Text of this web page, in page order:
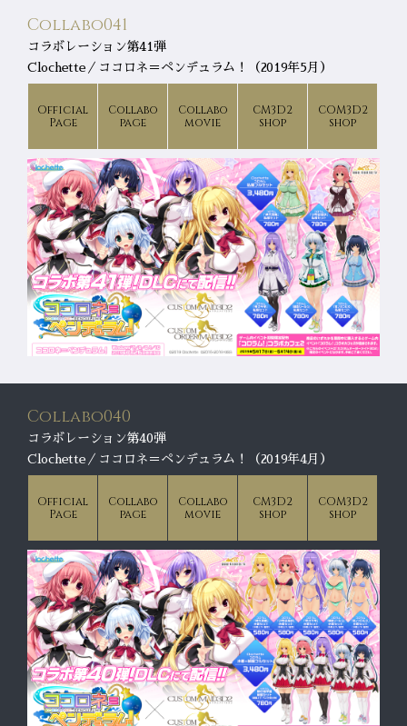
Collabo041
コラボレーション第41弾
Clochette／ココロネ＝ペンデュラム！（2019年5月）
Official
Page
Collabo
page
Collabo
movie
CM3D2
shop
COM3D2
shop
Collabo040
コラボレーション第40弾
Clochette／ココロネ＝ペンデュラム！（2019年4月）
Official
Page
Collabo
page
Collabo
movie
CM3D2
shop
COM3D2
shop